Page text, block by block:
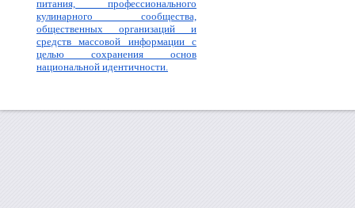
питания, профессионального
кулинарного сообщества,
общественных организаций и
средств массовой информации с
целью сохранения основ
национальной идентичности.